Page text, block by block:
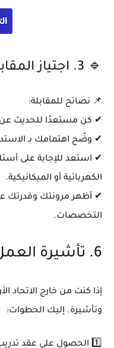
🔹 3. اجتياز المقابلة الشخصية
📌 نصائح للمقابلة:
✔ كن مستعدًا للحديث عن
✔ وضّح اهتمامك بـ
✔ استعد للإجابة على
الكهربائية أو الميكانيكية.
✔ أظهرمرونتك وقدرتك
التخصصات.
6. تأشيرة العمل في هولندا 2025
إذا كنت من خارج الاتحاد
وتأشيرة. إليك الخطوات:
1️⃣ الحصول على عقد